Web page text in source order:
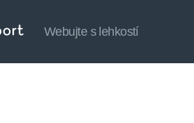
Webujte s lehkostí